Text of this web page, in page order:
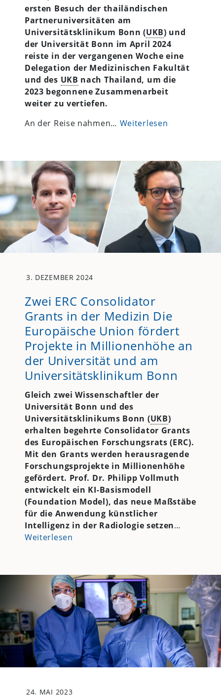
ersten Besuch der thailändischen
Partneruniversitäten am
Universitätsklinikum Bonn (UKB) und
der Universität Bonn im April 2024
reiste in der vergangenen Woche eine
Delegation der Medizinischen Fakultät
und des UKB nach Thailand, um die
2023 begonnene Zusammenarbeit
weiter zu vertiefen.
An der Reise nahmen… Weiterlesen
3. DEZEMBER 2024
Zwei ERC Consolidator
Grants in der Medizin Die
Europäische Union fördert
Projekte in Millionenhöhe an
der Universität und am
Universitätsklinikum Bonn
Gleich zwei Wissenschaftler der
Universität Bonn und des
Universitätsklinikums Bonn (UKB)
erhalten begehrte Consolidator Grants
des Europäischen Forschungsrats (ERC).
Mit den Grants werden herausragende
Forschungsprojekte in Millionenhöhe
gefördert. Prof. Dr. Philipp Vollmuth
entwickelt ein KI-Basismodell
(Foundation Model), das neue Maßstäbe
für die Anwendung künstlicher
Intelligenz in der Radiologie setzen…
Weiterlesen
24. MAI 2023